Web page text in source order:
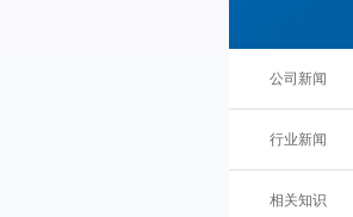
公司新闻
行业新闻
相关知识